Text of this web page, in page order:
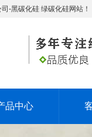
-黑碳化硅 绿碳化硅网站！
品中心